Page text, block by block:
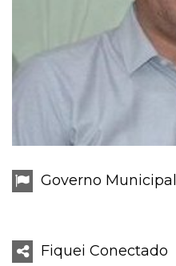
Governo Municipal
Fiquei Conectado